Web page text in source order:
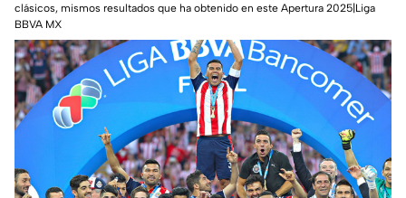
clásicos, mismos resultados que ha obtenido en este Apertura 2025|Liga
BBVA MX